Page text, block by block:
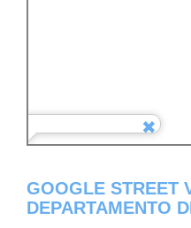
GOOGLE STREET
DEPARTAMENTO